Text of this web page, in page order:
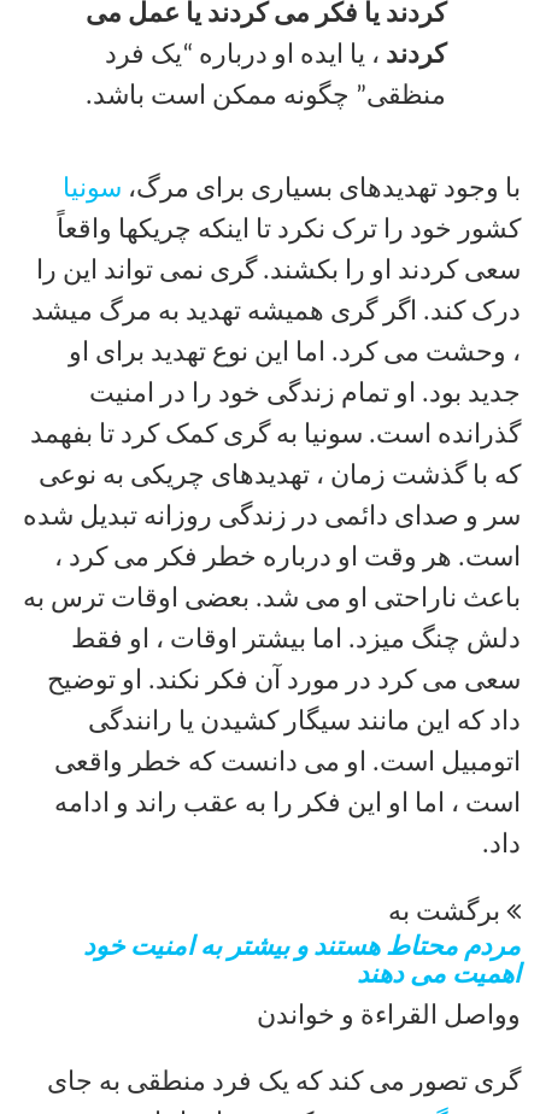
کردند یا فکر می کردند یا عمل می
کردند ، یا ایده او درباره “یک فرد
منظقی” چگونه ممکن است باشد.
با وجود تهدیدهای بسیاری برای مرگ، سونيا
کشور خود را ترک نکرد تا اینکه چریکها واقعاً
سعی کردند او را بکشند. گری نمی تواند این را
درک کند. اگر گری همیشه تهدید به مرگ میشد
، وحشت می کرد. اما این نوع تهدید برای او
جدید بود. او تمام زندگی خود را در امنیت
گذرانده است. سونیا به گری کمک کرد تا بفهمد
که با گذشت زمان ، تهدیدهای چریکی به نوعی
سر و صدای دائمی در زندگی روزانه تبدیل شده
است. هر وقت او درباره خطر فکر می کرد ،
باعث ناراحتی او می شد. بعضی اوقات ترس به
دلش چنگ میزد. اما بیشتر اوقات ، او فقط
سعی می کرد در مورد آن فکر نکند. او توضیح
داد که این مانند سیگار کشیدن یا رانندگی
اتومبیل است. او می دانست که خطر واقعی
است ، اما او این فکر را به عقب راند و ادامه
داد.
برگشت به
مردم محتاط هستند و بیشتر به امنیت خود
اهمیت می دهند
وواصل القراءة و خواندن
گری تصور می کند که یک فرد منطقی به جای